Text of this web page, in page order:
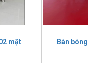
mặt Bàn